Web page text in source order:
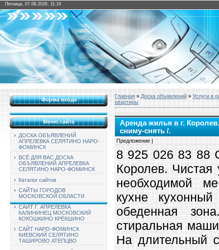
Пятница, 07.08.2026, 11:16
Форма входа
Меню сайта
ДОСКА ОБЪЯВЛЕНИЙ
АПРЕЛЕВКА СЕЛЯТИНО НАРО-
ФОМИНСК
ВСЁ ДЛЯ ВАС ДОСКА
ОБЪЯВЛЕНИЙ АПРЕЛЕВКА
СЕЛЯТИНО НАРО-ФОМИНСК
Каталог сайтов
САЙТЫ ГОРОДОВ
МОСКОВСКОЙ ОБЛАСТИ
САЙТ Г. АПРЕЛЕВКА
КАЛИНИНЕЦ МОСКОВСКИЙ
КОКОШКИНО КРЁКШИНО
САЙТ НАРО-ФОМИНСК
КИЕВСКИЙ СЕЛЯТИНО
ТАШИРОВО АТЕПЦВО
Главная » Доска объявлений » Услуги в
квартиры
Аренда жилья в г.
сниму-снять /.
Предложение |
8 925 026 83 88
Королев. Чистая
необходимой
кухне кухонный
обеденная
стиральная
На длительный